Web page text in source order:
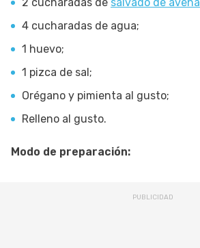
4 cucharadas de agua;
1 huevo;
1 pizca de sal;
Orégano y pimienta al gusto;
Relleno al gusto.
Modo de preparación: